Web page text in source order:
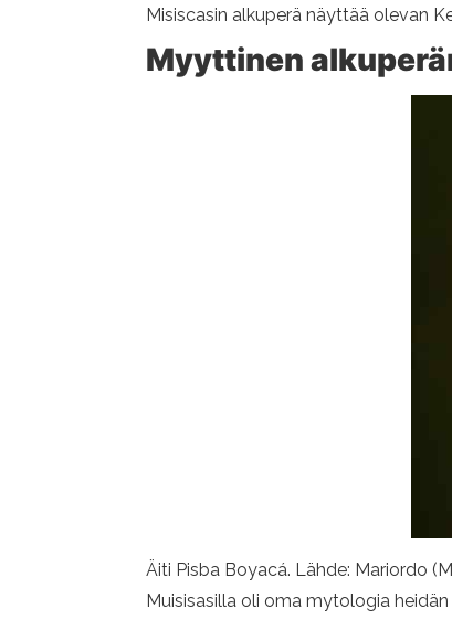
Misiscasin alkuperä näyttää olevan
Myyttinen
Äiti Pisba Boyacá. Lähde: Mariordo
Muisisasilla oli oma mytologia